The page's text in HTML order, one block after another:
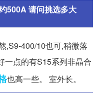
500A 请问挑选多大
,S9-400/10也可,稍微落
一点的有S15系列非晶合
也高一些。 室外长。